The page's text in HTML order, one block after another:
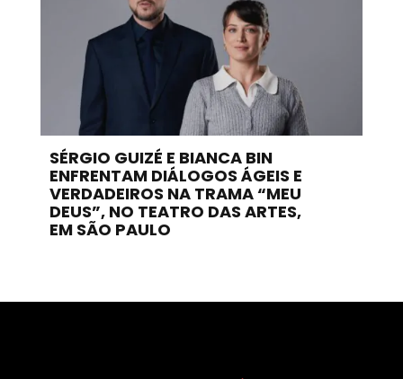
SÉRGIO GUIZÉ E BIANCA BIN
ENFRENTAM DIÁLOGOS ÁGEIS E
VERDADEIROS NA TRAMA “MEU
DEUS”, NO TEATRO DAS ARTES,
EM SÃO PAULO